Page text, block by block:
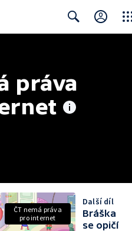
práva
ČT nemá práva
pro internet
Další díl
Bráška
se opičí